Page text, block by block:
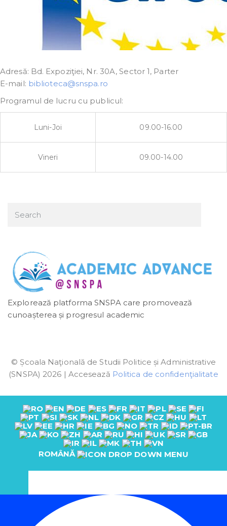
Adresă: Bd. Expoziţiei, Nr. 30A, Sector 1, Parter
E-mail: biblioteca@snspa.ro
Programul de lucru cu publicul:
Luni-Joi 09.00-16.00
Vineri 09.00-14.00
Explorează platforma SNSPA care promovează
cunoașterea și progresul academic
© Școala Naţională de Studii Politice și Administrative
(SNSPA) 2026 | Accesează Politica de confidenţialitate
ROMÂNĂ